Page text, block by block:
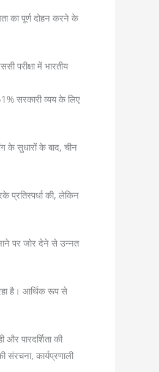
का पूर्ण दोहन करने के
परीक्षा में भारतीय
सरकारी व्यय के लिए
के सुधारों के बाद, चीन
प्रतिस्पर्धा की, लेकिन
पर जोर देने से उन्नत
है। आर्थिक रूप से
पारदर्शिता की
कार्यप्रणाली